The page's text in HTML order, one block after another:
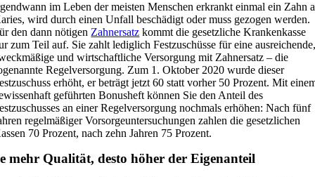
im Leben der meisten Menschen erkrankt einmal ein Zahn
wird durch einen Unfall beschädigt oder muss gezogen werden.
den dann nötigen Zahnersatz kommt die gesetzliche Krankenkasse
zum Teil auf. Sie zahlt lediglich Festzuschüsse für eine
und wirtschaftliche Versorgung mit Zahnersatz – die
Regelversorgung. Zum 1. Oktober 2020 wurde dieser
erhöht, er beträgt jetzt 60 statt vorher 50 Prozent. Mit
geführten Bonusheft können Sie den Anteil des
an einer Regelversorgung nochmals erhöhen: Nach fünf
regelmäßiger Vorsorgeuntersuchungen zahlen die gesetzlichen
70 Prozent, nach zehn Jahren 75 Prozent.
mehr Qualität, desto höher der Eigenanteil